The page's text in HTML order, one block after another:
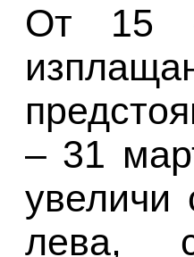
От 15
– 31
увеличи
лева,